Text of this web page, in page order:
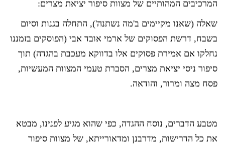
המרכיבים המהותיים של מצוות סיפור יציאת מצרים:
שאלה (שאנו מקיימים ב'מה נשתנה'), התחלה בגנות וסיום
בשבח, דרשת הפסוקים של ארמי אובד אבי (הפוסקים בזמננו
נחלקו אם אמירת פסוקים אלו בדווקא מעכבת בהגדה) תוך
סיפור ניסי יציאת מצרים, הסברת טעמי המצוות המעשיות,
פסח מצה ומרור, והודאה.
מטבע הדברים, נוסח ההגדה, כפי שהוא מגיע לפנינו, מבטא
את כל הדרישות, מדרבנן ומדאורייתא, של מצוות סיפור